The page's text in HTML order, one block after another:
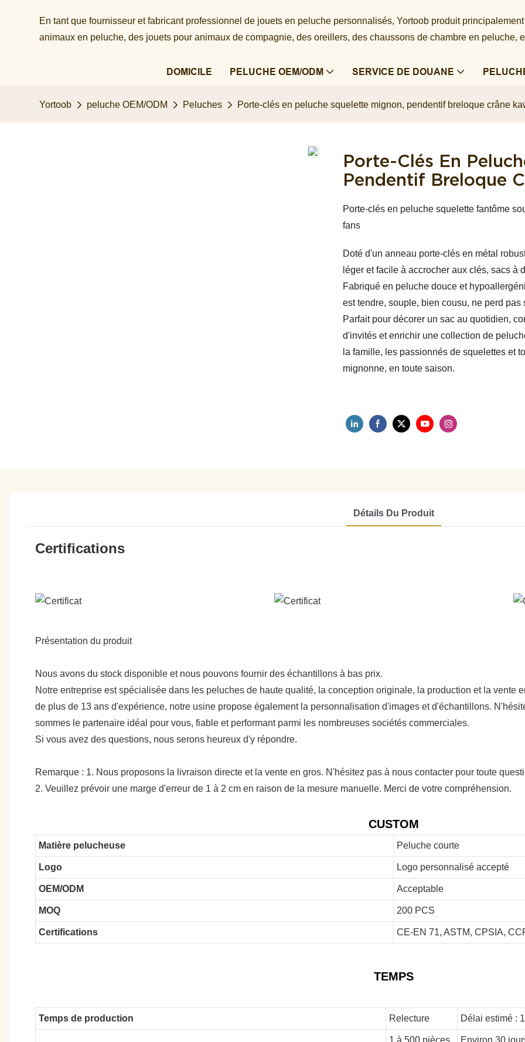
En tant que fournisseur et fabricant professionnel de jouets en peluche personnalisés, Yortoob produit
animaux en peluche, des jouets pour animaux de compagnie, des oreillers, des chaussons de chambre en peluche,
DOMICILE PELUCHE OEM/ODM SERVICE DE DOUANE
Yortoob peluche OEM/ODM Peluches Porte-clés en peluche squelette mignon, pendentif breloque crâne
Porte-Clés En
Pendentif Breloque
Porte-clés en peluche squelette fantôme
fans
Doté d'un anneau porte-clés en métal
léger et facile à accrocher aux clés, sacs
Fabriqué en peluche douce et
est tendre, souple, bien cousu, ne perd
Parfait pour décorer un sac au quotidien,
d'invités et enrichir une collection de
la famille, les passionnés de squelettes et
mignonne, en toute saison.
Détails Du Produit
Certifications
Présentation du produit
Nous avons du stock disponible et nous pouvons fournir des échantillons à bas prix.
Notre entreprise est spécialisée dans les peluches de haute qualité, la conception originale, la production et la vente
de plus de 13 ans d'expérience, notre usine propose également la personnalisation d'images et d'échantillons.
sommes le partenaire idéal pour vous, fiable et performant parmi les nombreuses sociétés commerciales.
Si vous avez des questions, nous serons heureux d'y répondre.
Remarque : 1. Nous proposons la livraison directe et la vente en gros. N'hésitez pas à nous contacter pour toute
2. Veuillez prévoir une marge d'erreur de 1 à 2 cm en raison de la mesure manuelle. Merci de votre compréhension.
CUSTOM
Matière pelucheuse Peluche courte
Logo Logo personnalisé accepté
OEM/ODM Acceptable
MOQ 200 PCS
Certifications CE-EN 71, ASTM, CPSIA,
TEMPS
Temps de production Relecture Délai estimé :
1 à 500 pièces Environ 30